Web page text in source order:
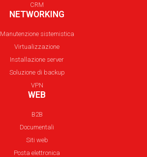
CRM
NETWORKING
Manutenzione sistemistica
Virtualizzazione
Installazione server
Soluzione di backup
VPN
WEB
B2B
Documentali
Siti web
Posta elettronica